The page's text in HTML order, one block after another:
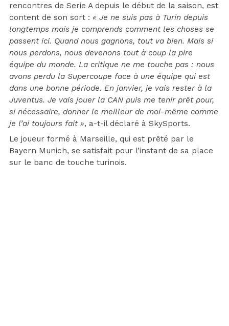
rencontres de Serie A depuis le début de la saison, est
content de son sort : « Je ne suis pas à Turin depuis
longtemps mais je comprends comment les choses se
passent ici. Quand nous gagnons, tout va bien. Mais si
nous perdons, nous devenons tout à coup la pire
équipe du monde. La critique ne me touche pas : nous
avons perdu la Supercoupe face à une équipe qui est
dans une bonne période. En janvier, je vais rester à la
Juventus. Je vais jouer la CAN puis me tenir prêt pour,
si nécessaire, donner le meilleur de moi-même comme
je l’ai toujours fait », a-t-il déclaré à SkySports.
Le joueur formé à Marseille, qui est prêté par le
Bayern Munich, se satisfait pour l’instant de sa place
sur le banc de touche turinois.